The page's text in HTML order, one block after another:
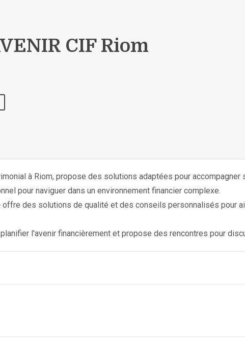
CIF Riom
à Riom, propose des solutions adaptées pour
pour naviguer dans un environnement financier complexe.
offre des solutions de qualité et des conseils personnalisés pour
l'avenir financièrement et propose des rencontres pour